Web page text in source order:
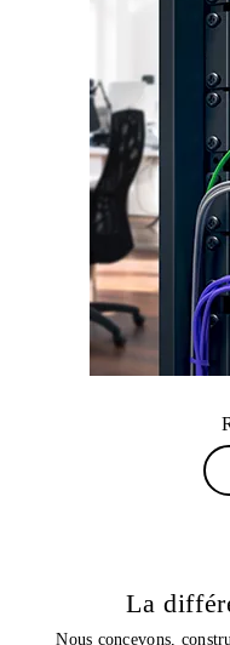
La
Nous concevons,